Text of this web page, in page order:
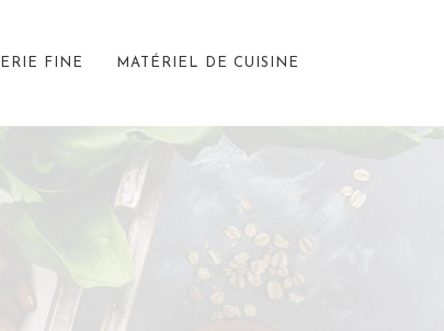
FINE MATÉRIEL DE CUISINE